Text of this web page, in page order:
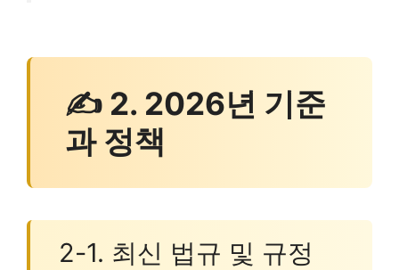
✍ 2. 2026년 기준
과 정책
2-1. 최신 법규 및 규정